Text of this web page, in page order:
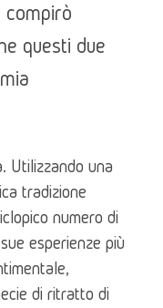
compirò
questi due
Utilizzando una
tradizione
numero di
esperienze più
di ritratto di